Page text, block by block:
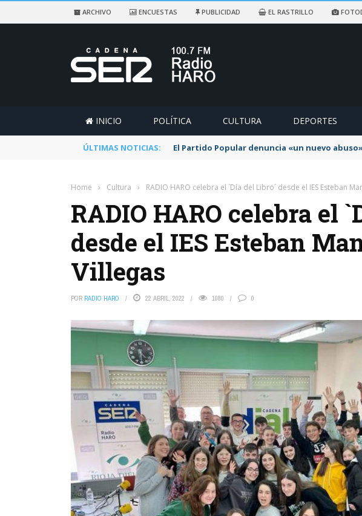
ARCHIVO ENCUESTAS PUBLICIDAD EL RASTRILLO
INICIO POLÍTICA CULTURA DEPORTES
ÚLTIMAS NOTICIAS: El Partido Popular denuncia «un nuevo
Home › Cultura › RADIO HARO celebra el `Día del Libro´ desde el IES Esteban
RADIO HARO celebra el
desde el IES Esteban
Villegas
POR RADIO HARO 22 ABRIL, 2022 1080 0